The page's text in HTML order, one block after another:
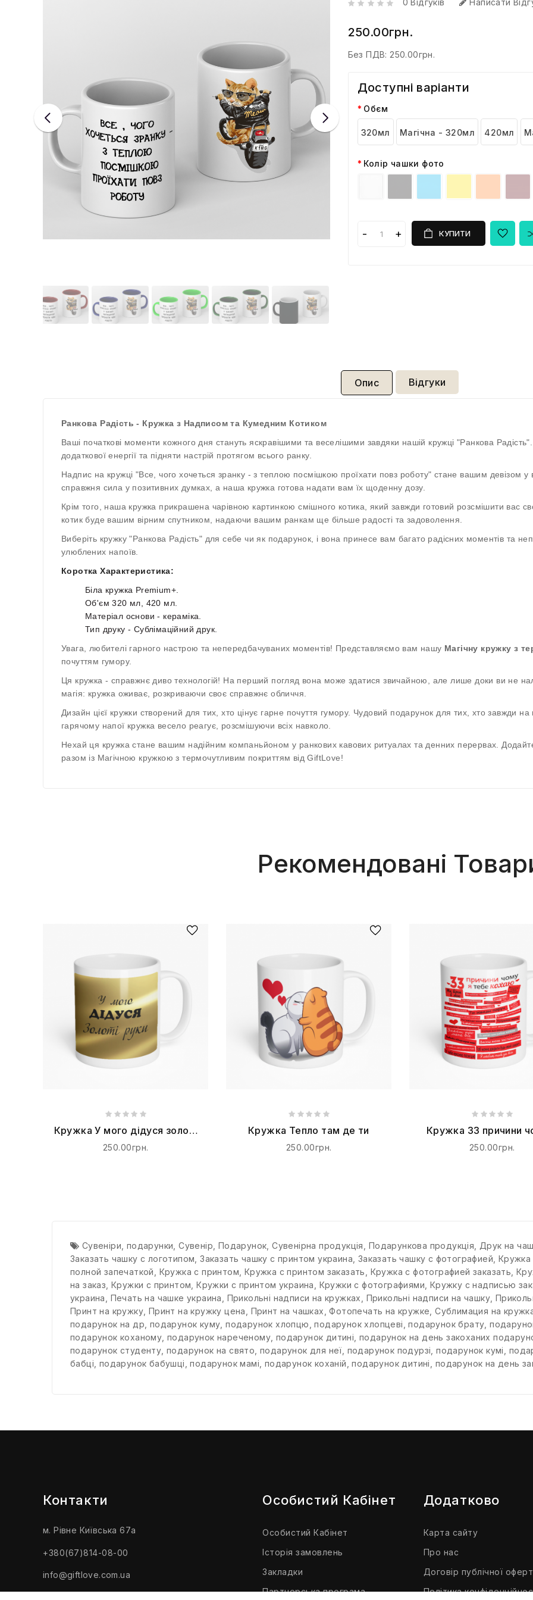
0 Відгуків Написати
250.00грн.
Без ПДВ: 250.00грн.
Доступні варіанти
Обєм
320мл Магічна - 320мл 420мл
Колір чашки фото
КУПИТИ
Опис Відгуки
Ранкова Радість - Кружка з Надписом та Кумедним Котиком
Ваші початкові моменти кожного дня стануть яскравішими та веселішими завдяки нашій кружці "Ранкова
додаткової енергії та підняти настрій протягом всього ранку.
Надпис на кружці "Все, чого хочеться зранку - з теплою посмішкою проїхати повз роботу" стане вашим девізом у
справжня сила у позитивних думках, а наша кружка готова надати вам їх щоденну дозу.
Крім того, наша кружка прикрашена чарівною картинкою смішного котика, який завжди готовий розсмішити
котик буде вашим вірним спутником, надаючи вашим ранкам ще більше радості та задоволення.
Виберіть кружку "Ранкова Радість" для себе чи як подарунок, і вона принесе вам багато радісних моментів та
улюблених напоїв.
Коротка Характеристика:
Біла кружка Premium+.
Об'єм 320 мл, 420 мл.
Матеріал основи - кераміка.
Тип друку - Сублімаційний друк.
Увага, любителі гарного настрою та непередбачуваних моментів! Представляємо вам нашу Магічну кружку з
почуттям гумору.
Ця кружка - справжнє диво технологій! На перший погляд вона може здатися звичайною, але лише доки ви не
магія: кружка оживає, розкриваючи своє справжнє обличчя.
Дизайн цієї кружки створений для тих, хто цінує гарне почуття гумору. Чудовий подарунок для тих, хто завжди
гарячому напої кружка весело реагує, розсмішуючи всіх навколо.
Нехай ця кружка стане вашим надійним компаньйоном у ранкових кавових ритуалах та денних перервах.
разом із Магічною кружкою з термочутливим покриттям від GiftLove!
Рекомендовані
Кружка У мого дідуся золоті
руки
250.00грн.
Кружка Тепло там де ти
250.00грн.
Кружка 33 причини
тебе кохаю
250.00грн.
Сувеніри подарунки ,Сувенір Подарунок ,Сувенірна продукція Подарункова продукція
Друк на
Заказать чашку с логотипом ,Заказать чашку с принтом украина Заказать чашку с фотографией Кружка
полной запечаткой
Кружка с принтом Кружка с принтом заказать Кружка с фотографией заказать ,
на заказ ,Кружки с принтом ,Кружки с принтом украина Кружки с фотографиями Кружку с надписью
украина
Печать на чашке украина Прикольні надписи на кружках Прикольні надписи на чашку
Принт на кружку Принт на кружку цена Принт на чашках ,Фотопечать на кружке ,Сублимация на
подарунок на др подарунок куму ,подарунок хлопцю ,подарунок хлопцеві ,подарунок брату ,
подарунок коханому ,подарунок нареченому подарунок дитині ,подарунок на день закоханих
подарунок студенту ,подарунок на свято ,подарунок для неї подарунок подурзі ,подарунок кумі
бабці подарунок бабушці ,подарунок мамі подарунок коханій ,подарунок дитині подарунок на день
Контакти
м. Рівне Київська 67а
+380(67)814-08-00
info@giftlove.com.ua
Особистий Кабінет
Особистий Кабінет
Історія замовлень
Закладки
Партнерська програма
Додатково
Карта сайту
Про нас
Договір публічної
Політика